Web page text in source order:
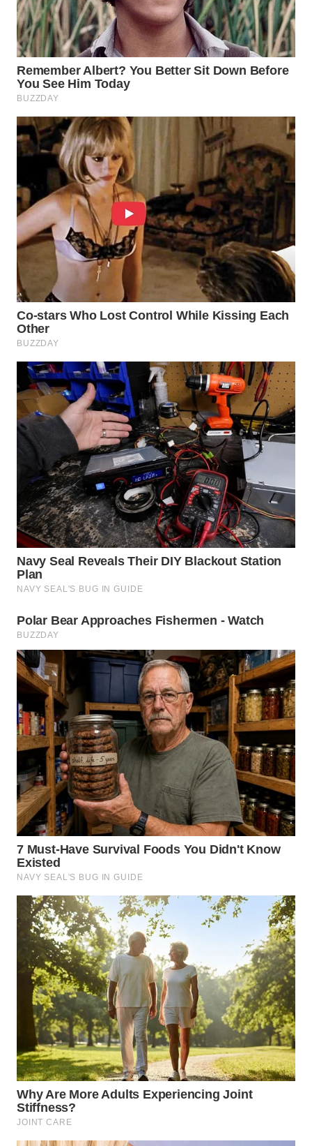
WN
TEBING
TINGGI
WN
PAKPAK
WN
KARAWANG
BEKASI
WN
BOGOR
DEPOK
WN
UTARA
WN
SAMOSIR
WN
PADANG
LAWAS
WN
SUMEDANG
WN
CIANJUR
WN
KEPULAUAN
SERIBU
WN
TANGERANG
WN
BINJAI
WN
CIREBON
WN
INDRAMAYU
WN
KUNINGAN
WN
MAJALENGKA
WN
SUBANG
WN
SUKABUMI
WN
PURWAKARTA